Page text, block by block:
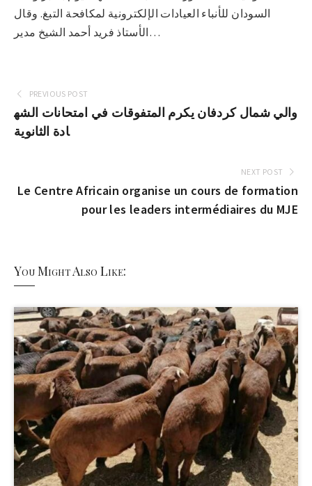
السودان للأنباء العيادات الإلكترونية لمكافحة التبغ. وقال
الأستاذ فريد أحمد الشيخ مدير…
PREVIOUS POST
والي شمال كردفان يكرم المتفوقات في امتحانات الشه
ادة الثانوية
NEXT POST
Le Centre Africain organise un cours de formation
pour les leaders intermédiaires du MJE
You Might Also Like: